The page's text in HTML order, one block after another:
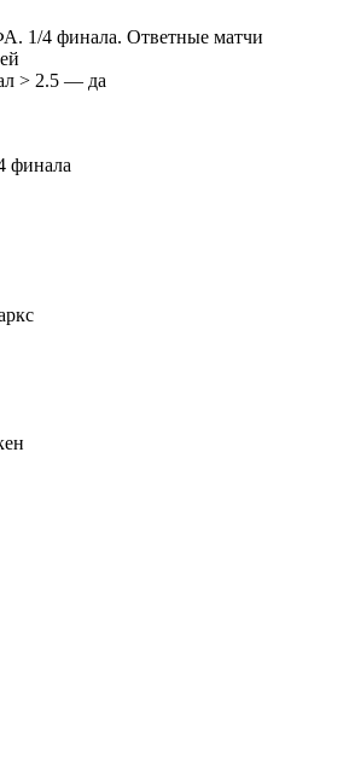
1/4 финала. Ответные матчи
> 2.5 — да
финала